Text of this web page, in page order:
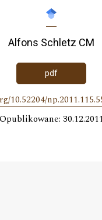
Alfons Schletz CM
pdf
10.52204/
Opublikowane: 30.12.2011